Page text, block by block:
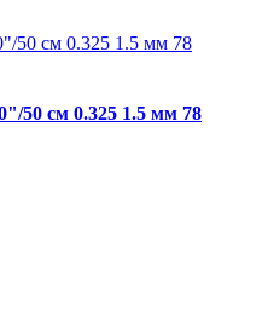
50 см 0.325 1.5 мм 78